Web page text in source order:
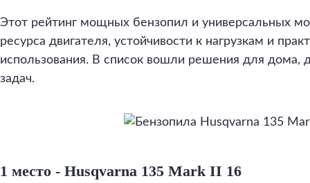
Этот рейтинг мощных бензопил и универсальных
ресурса двигателя, устойчивости к нагрузкам и
использования. В список вошли решения для дома,
задач.
1 место - Husqvarna 135 Mark II 16